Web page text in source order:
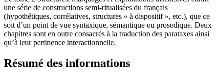
une série de constructions semi-ritualisées du français
(hypothétiques, corrélatives, structures « à dispositif », etc.), que ce
soit d’un point de vue syntaxique, sémantique ou prosodique. Deux
chapitres sont en outre consacrés à la traduction des parataxes ainsi
qu’à leur pertinence interactionnelle.
Résumé des informations